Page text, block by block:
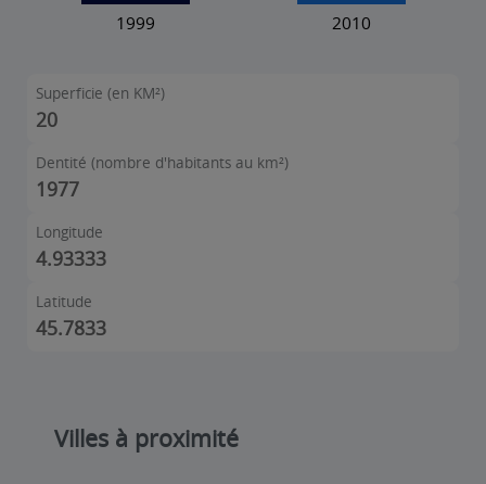
Superficie (en KM²)
20
Dentité (nombre d'habitants au km²)
1977
Longitude
4.93333
Latitude
45.7833
Villes à proximité